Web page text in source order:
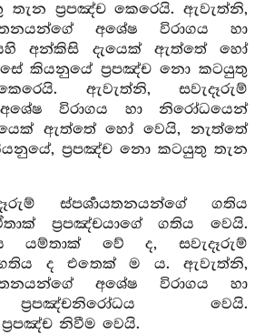
ප්‍රපඤ්ච කෙරෙයි. ඇවැත්නි,
අශේෂ විරාගය හා
අන්කිසි දැයෙක් ඇත්තේ හෝ
කියනුයේ ප්‍රපඤ්ච නො කටයුතු
ඇවැත්නි, සවැදෑරුම්
අශේෂ විරාගය හා නිරෝධයෙන්
ඇත්තේ හෝ වෙයි, නැත්තේ
ප්‍රපඤ්ච නො කටයුතු තැන
ස්පර්‍ශායතනයන්ගේ ගතිය
ප්‍රපඤ්චයාගේ ගතිය වෙයි.
යම්තාක් වේ ද, සවැදෑරුම්
ගතිය ද එතෙක් ම ය. ඇවැත්නි,
අශේෂ විරාගය හා
වෙයි.
නිවීම වෙයි.